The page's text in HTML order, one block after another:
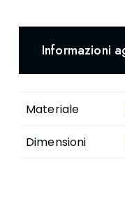
Informazioni
Materiale
Dimensioni